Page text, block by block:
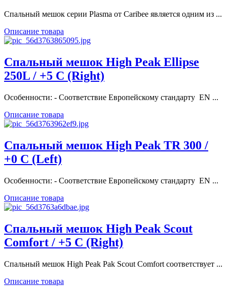
Спальный мешок серии Plasma от Caribee является одним из ...
Описание товара
Спальный мешок High Peak Ellipse
250L / +5 C (Right)
Особенности: - Соответствие Европейскому стандарту EN ...
Описание товара
Спальный мешок High Peak TR 300 /
+0 C (Left)
Особенности: - Соответствие Европейскому стандарту EN ...
Описание товара
Спальный мешок High Peak Scout
Comfort / +5 C (Right)
Спальный мешок High Peak Pak Scout Comfort соответствует ...
Описание товара